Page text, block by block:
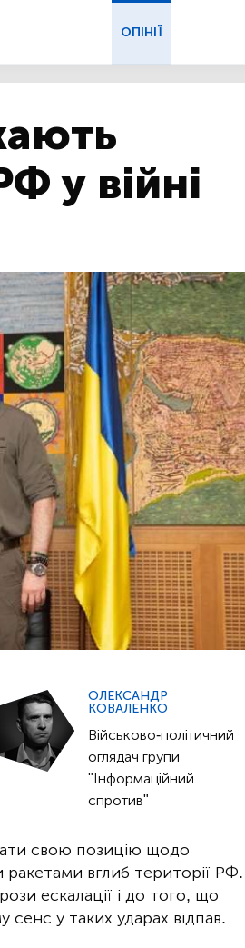
ОПІНІЇ
у війні
ОЛЕКСАНДР
КОВАЛЕНКО
Військово-політичний
оглядач групи
"Інформаційний
спротив"
свою позицію щодо
ракетами вглиб території РФ.
ескалації і до того, що
сенс у таких ударах відпав.